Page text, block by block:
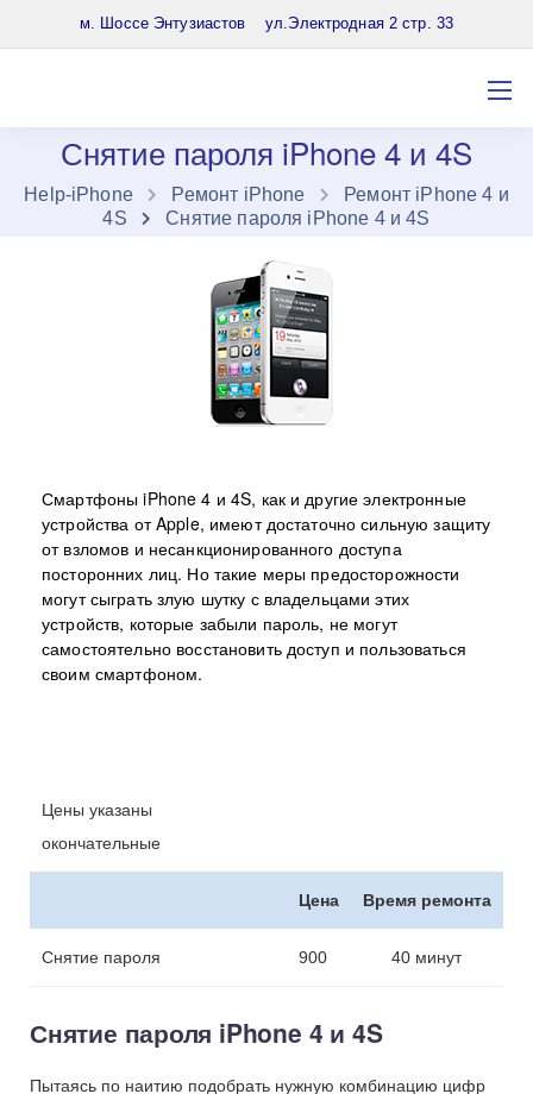
8 (903) 961-65-64
м. Шоссе Энтузиастов ул.Электродная 2 стр. 33
Снятие пароля iPhone 4 и 4S
Нelp-iPhone Ремонт iPhone
Ремонт iPhone 4 и
4S
Снятие пароля iPhone 4 и 4S
Смартфоны iPhone 4 и 4S, как и другие электронные
устройства от Apple, имеют достаточно сильную защиту
от взломов и несанкционированного доступа
посторонних лиц. Но такие меры предосторожности
могут сыграть злую шутку с владельцами этих
устройств, которые забыли пароль, не могут
самостоятельно восстановить доступ и пользоваться
своим смартфоном.
Цены указаны
окончательные
Цена Время ремонта
Снятие пароля 900 40 минут
Снятие пароля iPhone 4 и 4S
Пытаясь по наитию подобрать нужную комбинацию цифр